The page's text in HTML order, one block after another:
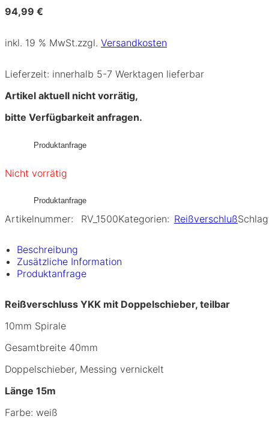
94,99 €
inkl. 19 % MwSt.zzgl. Versandkosten
Lieferzeit: innerhalb 5-7 Werktagen lieferbar
Artikel aktuell nicht vorrätig,
bitte Verfügbarkeit anfragen.
Produktanfrage
Nicht vorrätig
Produktanfrage
Artikelnummer: RV_1500Kategorien: Reißverschluß
Beschreibung
Zusätzliche Information
Produktanfrage
Reißverschluss YKK mit Doppelschieber, teilbar
10mm Spirale
Gesamtbreite 40mm
Doppelschieber, Messing vernickelt
Länge 15m
Farbe: weiß